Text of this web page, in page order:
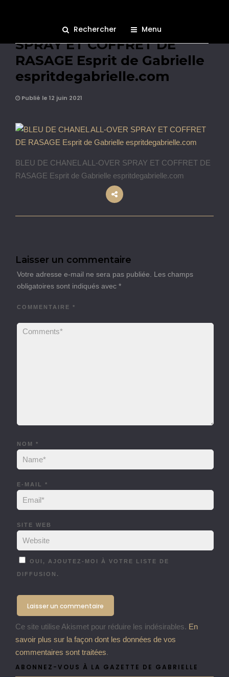
Rechercher Menu
BLEU DE CHANEL ALL-OVER
SPRAY ET COFFRET DE
RASAGE Esprit de Gabrielle
espritdegabrielle.com
Publié le 12 juin 2021
BLEU DE CHANEL ALL-OVER SPRAY ET COFFRET DE
RASAGE Esprit de Gabrielle espritdegabrielle.com
Laisser un commentaire
Votre adresse e-mail ne sera pas publiée.
Les champs
obligatoires sont indiqués avec *
COMMENTAIRE *
NOM *
E-MAIL *
SITE WEB
OUI, AJOUTEZ-MOI À VOTRE LISTE DE
DIFFUSION.
Ce site utilise Akismet pour réduire les indésirables. En
savoir plus sur la façon dont les données de vos
commentaires sont traitées.
ABONNEZ-VOUS À LA GAZETTE DE GABRIELLE